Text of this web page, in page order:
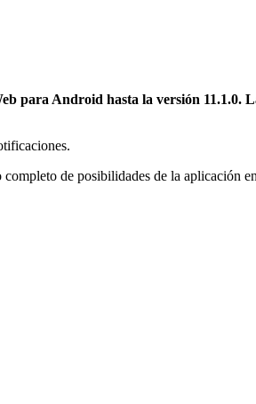
para Android hasta la versión 11.1.0.
de posibilidades de la aplicación en